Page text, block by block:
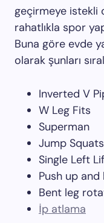
geçirmeye istekli
rahatlıkla spor
Buna göre evde
olarak şunları
Inverted V
W Leg Fits
Superman
Jump Squats
Single Left
Push up and
Bent leg
İp atlama